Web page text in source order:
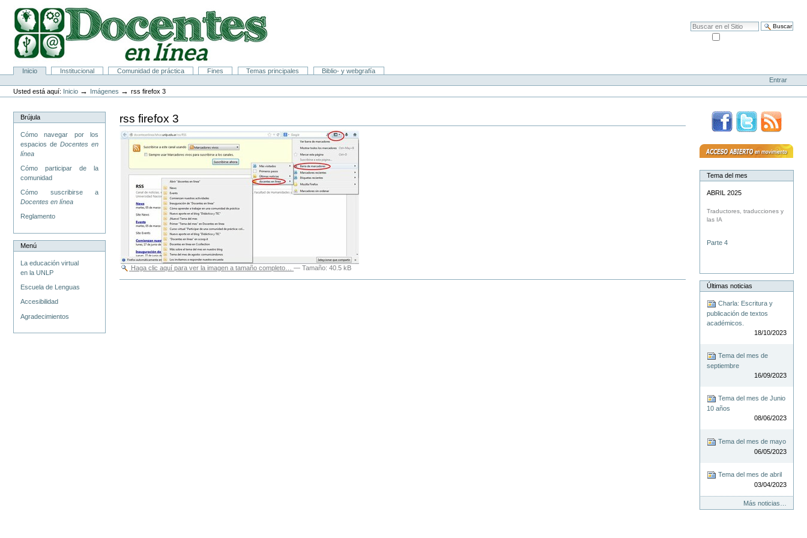
contenido.
Saltar
Buscar
Secciones
Inicio Institucional Comunidad de práctica Fines Temas principales
Biblio- y webgrafía
Personales
Entrar
Usted está aquí: Inicio → Imágenes →rss firefox 3
Brújula
Cómo navegar por los
espacios deDocentes en
línea
Cómo participar de la
comunidad
Cómo suscribirse a
Docentes en línea
Reglamento
Menú
La educación virtual
en la UNLP
Escuela de Lenguas
Accesibilidad
Agradecimientos
rss firefox 3
Haga clic aquí para ver la imagen a tamaño completo… —Tamaño:40.5 kB
Tema del mes
ABRIL 2025
Traductores, traducciones y
las IA
Parte 4
Últimas noticias
Charla: Escritura y
publicación de textos
académicos.
18/10/2023
Tema del mes de
septiembre
16/09/2023
Tema del mes de Junio
10 años
08/06/2023
Tema del mes de mayo
06/05/2023
Tema del mes de abril
03/04/2023
Más noticias…